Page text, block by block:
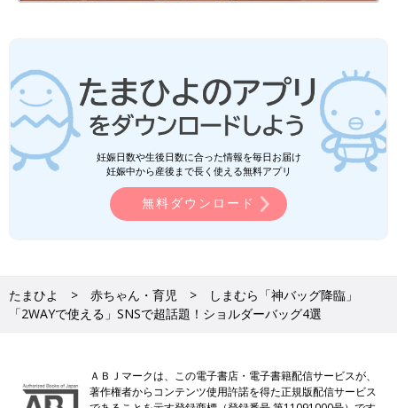
妊娠日数や生後日数に合った情報を毎日お届け
妊娠中から産後まで長く使える無料アプリ
無料ダウンロード
たまひよ 赤ちゃん・育児
しまむら「神バッグ降臨」
「2WAYで使える」SNSで超話題！ショルダーバッグ4選
ＡＢＪマークは、この電子書店・電子書籍配信サービスが、
著作権者からコンテンツ使用許諾を得た正規版配信サービス